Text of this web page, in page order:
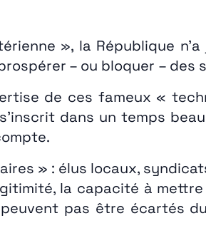
», la République n’a
– ou bloquer – des
de ces fameux «
dans un temps
» : élus locaux,
la capacité à mettre
pas être écartés